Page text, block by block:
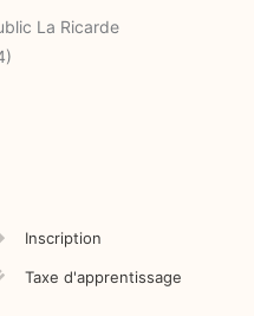
La Ricarde
Inscription
Taxe d'apprentissage